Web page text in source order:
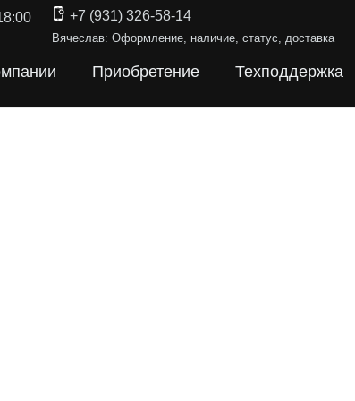
+7 (931) 326-58-14
Вячеслав: Оформление, наличие, статус, доставка
Приобретение Техподдержка